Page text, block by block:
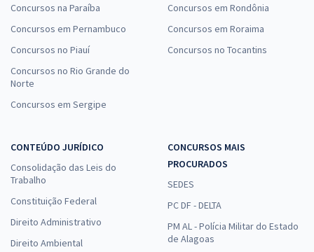
Concursos na Paraíba
Concursos em Pernambuco
Concursos no Piauí
Concursos no Rio Grande do
Norte
Concursos em Sergipe
Concursos em Rondônia
Concursos em Roraima
Concursos no Tocantins
CONTEÚDO JURÍDICO
Consolidação das Leis do
Trabalho
Constituição Federal
Direito Administrativo
Direito Ambiental
CONCURSOS MAIS
PROCURADOS
SEDES
PC DF - DELTA
PM AL - Polícia Militar do Estado
de Alagoas